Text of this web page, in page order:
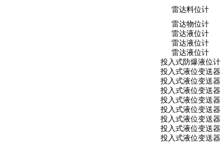
雷达料位计
雷达物位计
雷达液位计
雷达液位计
雷达液位计
投入式防爆液位计
投入式液位变送器
投入式液位变送器
投入式液位变送器
投入式液位变送器
投入式液位变送器
投入式液位变送器
投入式液位变送器
投入式液位变送器